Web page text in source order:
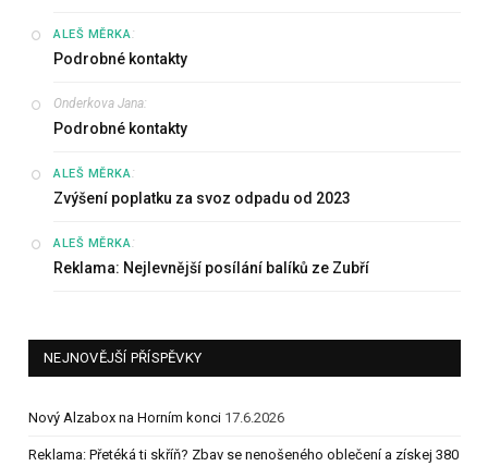
ALEŠ MĚRKA:
Podrobné kontakty
Onderkova Jana:
Podrobné kontakty
ALEŠ MĚRKA:
Zvýšení poplatku za svoz odpadu od 2023
ALEŠ MĚRKA:
Reklama: Nejlevnější posílání balíků ze Zubří
NEJNOVĚJŠÍ PŘÍSPĚVKY
Nový Alzabox na Horním konci 17.6.2026
Reklama: Přetéká ti skříň? Zbav se nenošeného oblečení a získej 380